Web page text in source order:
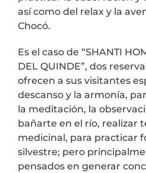
así como del relax y la
Chocó.
Es el caso de “SHANTI
DEL QUINDE”, dos
ofrecen a sus visitantes
descanso y la armonía,
la meditación, la
bañarte en el río, realizar
medicinal, para practicar
silvestre; pero
pensados en generar